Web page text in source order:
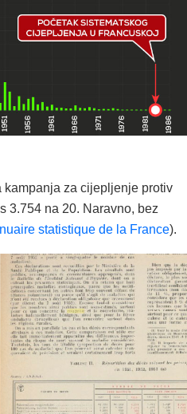
kampanja za cijepljenje protiv
3.754 na 20. Naravno, bez
statistique de la France).